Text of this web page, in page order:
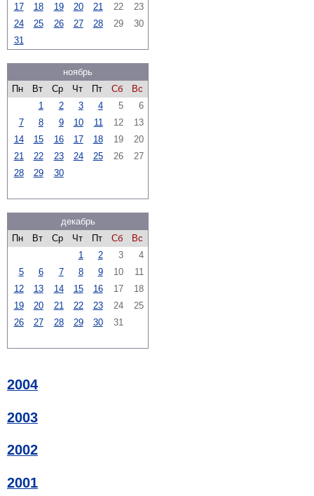
17
18 19 20 21 22
23
24
25 26 27 28 29
30
31
ноябрь
Пн
Вт Ср Чт Пт Сб
Вс
1
2 3 4 5
6
7
8 9 10 11 12
13
14
15 16 17 18 19
20
21
22 23 24 25 26
27
28
29 30
декабрь
Пн
Вт Ср Чт Пт Сб
Вс
1
2 3
4
5
6 7 8 9 10
11
12
13 14 15 16 17
18
19
20 21 22 23 24
25
26
27 28 29 30 31
2004
2003
2002
2001